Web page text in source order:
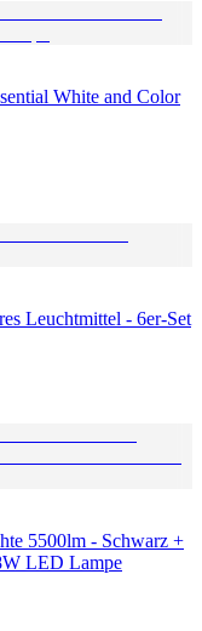
White and Color
Leuchtmittel - 6er-Set
5500lm - Schwarz +
LED Lampe